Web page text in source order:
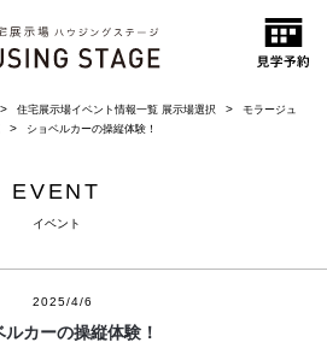
住宅展示場イベント情報一覧 展示場選択
モラージュ
ショベルカーの操縦体験！
EVENT
イベント
2025/4/6
ルカーの操縦体験！